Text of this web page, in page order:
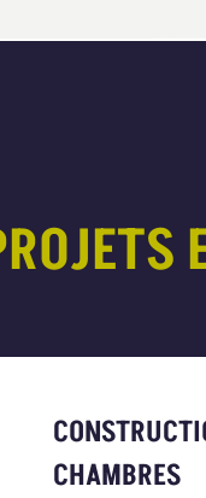
CHAMBRES